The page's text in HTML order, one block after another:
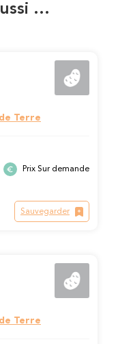
…
Terre
Prix Sur demande
Sauvegarder
Terre